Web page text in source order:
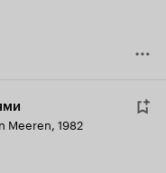
Meeren, 1982